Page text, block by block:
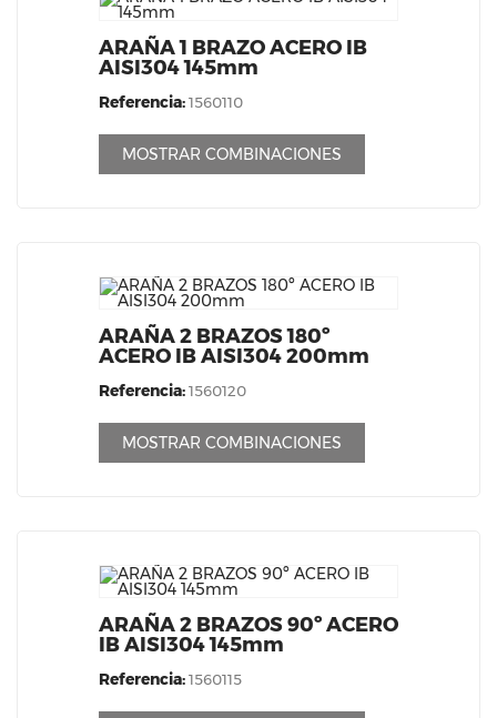
ARAÑA 1 BRAZO ACERO IB
AISI304 145mm
Referencia:1560110
MOSTRAR COMBINACIONES
ARAÑA 2 BRAZOS 180º
ACERO IB AISI304 200mm
Referencia:1560120
MOSTRAR COMBINACIONES
ARAÑA 2 BRAZOS 90º ACERO
IB AISI304 145mm
Referencia:1560115